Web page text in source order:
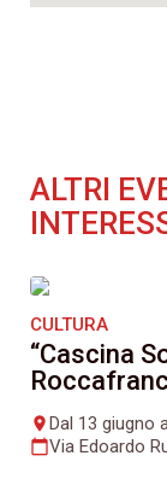
ALTRI
CULTURA
“Cascina
placeDal 13 giugno
calendar_todayVia Edoardo